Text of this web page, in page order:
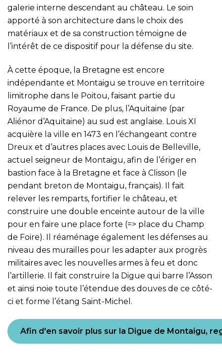
galerie interne descendant au château. Le soin
apporté à son architecture dans le choix des
matériaux et de sa construction témoigne de
l’intérêt de ce dispositif pour la défense du site.
À cette époque, la Bretagne est encore
indépendante et Montaigu se trouve en territoire
limitrophe dans le Poitou, faisant partie du
Royaume de France. De plus, l’Aquitaine (par
Aliénor d’Aquitaine) au sud est anglaise. Louis XI
acquière la ville en 1473 en l’échangeant contre
Dreux et d’autres places avec Louis de Belleville,
actuel seigneur de Montaigu, afin de l’ériger en
bastion face à la Bretagne et face à Clisson (le
pendant breton de Montaigu, français). Il fait
relever les remparts, fortifier le château, et
construire une double enceinte autour de la ville
pour en faire une place forte (=> place du Champ
de Foire). Il réaménage également les défenses au
niveau des murailles pour les adapter aux progrès
militaires avec les nouvelles armes à feu et donc
l’artillerie. Il fait construire la Digue qui barre l’Asson
et ainsi noie toute l’étendue des douves de ce côté-
ci et forme l’étang Saint-Michel.
Afin d'en savoir plus sur la Digue de Montaigu,